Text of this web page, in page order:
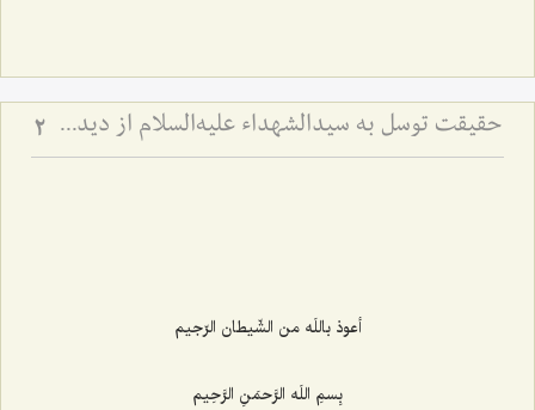
حقیقت توسل به سیدالشهداء علیه‌السلام از دیدگاه عرفا - بررسی اجمالی مسئلۀ توسل به اهل‌بیت علیهم‌السلام 2
أعوذ باللَه من الشّیطان الرّجیم‌
بِسمِ اللَه الرَّحمَنِ الرَّحِیم‌